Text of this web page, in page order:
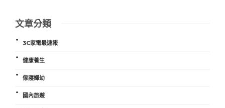
文章分類
3C家電最速報
健康養生
傢寢婦幼
國內旅遊